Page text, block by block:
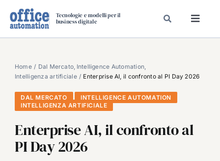
Tecnologie e modelli per il
business digitale
SPECIAL PAPER
TAVOLE ROTONDE DI REDAZIONE
DAL MERCATO
VIDEO
Home Dal Mercato Intelligence Automation
Intelligenza artificiale
Enterprise AI, il confronto al PI Day 2026
DAL MERCATO
INTELLIGENCE AUTOMATION
INTELLIGENZA ARTIFICIALE
Enterprise AI, il confronto al
PI Day 2026